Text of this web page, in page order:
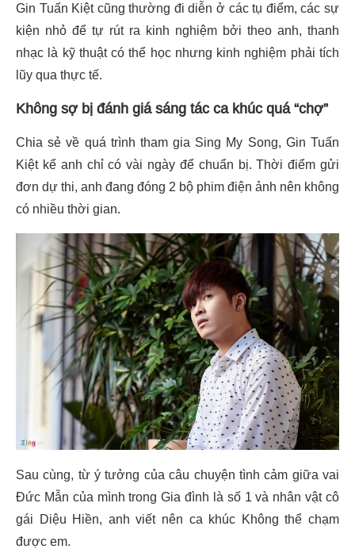
Gin Tuấn Kiệt cũng thường đi diễn ở các tụ điểm, các sự
kiện nhỏ để tự rút ra kinh nghiệm bởi theo anh, thanh
nhạc là kỹ thuật có thể học nhưng kinh nghiệm phải tích
lũy qua thực tế.
Không sợ bị đánh giá sáng tác ca khúc quá “chợ”
Chia sẻ về quá trình tham gia Sing My Song, Gin Tuấn
Kiệt kể anh chỉ có vài ngày để chuẩn bị. Thời điểm gửi
đơn dự thi, anh đang đóng 2 bộ phim điện ảnh nên không
có nhiều thời gian.
Sau cùng, từ ý tưởng của câu chuyện tình cảm giữa vai
Đức Mẫn của mình trong Gia đình là số 1 và nhân vật cô
gái Diệu Hiền, anh viết nên ca khúc Không thể chạm
được em.